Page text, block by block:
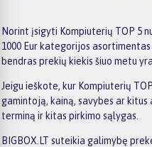
Norint įsigyti Kompiuterių TOP 5
1000 Eur kategorijos
bendras prekių kiekis šiuo metu
Jeigu ieškote, kur Kompiuterių
gamintoją, kainą, savybes ar
terminą ir kitas pirkimo sąlygas.
BIGBOX.LT suteikia galimybę